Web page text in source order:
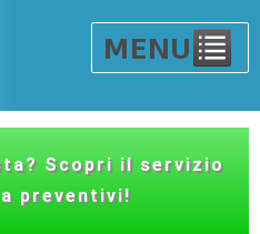
Scopri il servizio
preventivi!